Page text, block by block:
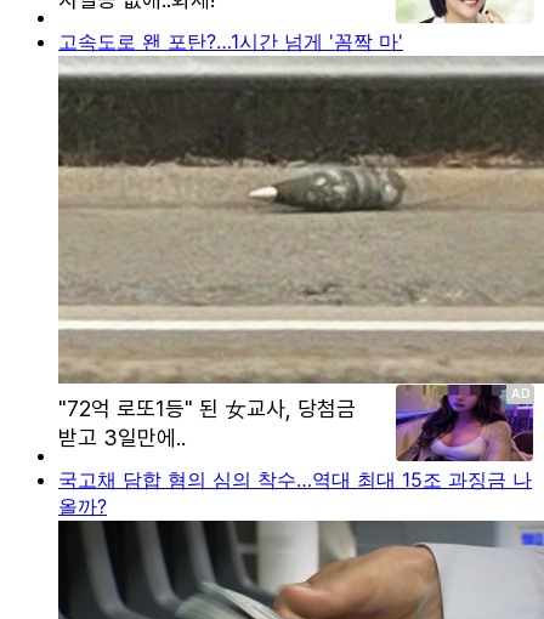
고속도로 왠 포탄?…1시간 넘게 '꼼짝 마'
국고채 담합 혐의 심의 착수…역대 최대 15조 과징금 나
올까?